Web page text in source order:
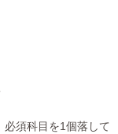
須科目を1個落して